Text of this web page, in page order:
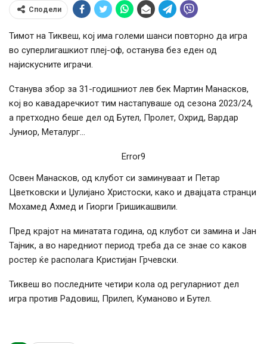
Сподели
Тимот на Тиквеш, кој има големи шанси повторно да игра
во суперлигашкиот плеј-оф, останува без еден од
најискусните играчи.
Станува збор за 31-годишниот лев бек Мартин Манасков,
кој во кавадаречкиот тим настапуваше од сезона 2023/24,
а претходно беше дел од Бутел, Пролет, Охрид, Вардар
Јуниор, Металург…
Error9
Освен Манасков, од клубот си заминуваат и Петар
Цветковски и Џулијано Христоски, како и двајцата странци
Мохамед Ахмед и Гиорги Гришикашвили.
Пред крајот на минатата година, од клубот си замина и Јан
Тајник, а во наредниот период треба да се знае со каков
ростер ќе располага Кристијан Грчевски.
Тиквеш во последните четири кола од регуларниот дел
игра против Радовиш, Прилеп, Куманово и Бутел.